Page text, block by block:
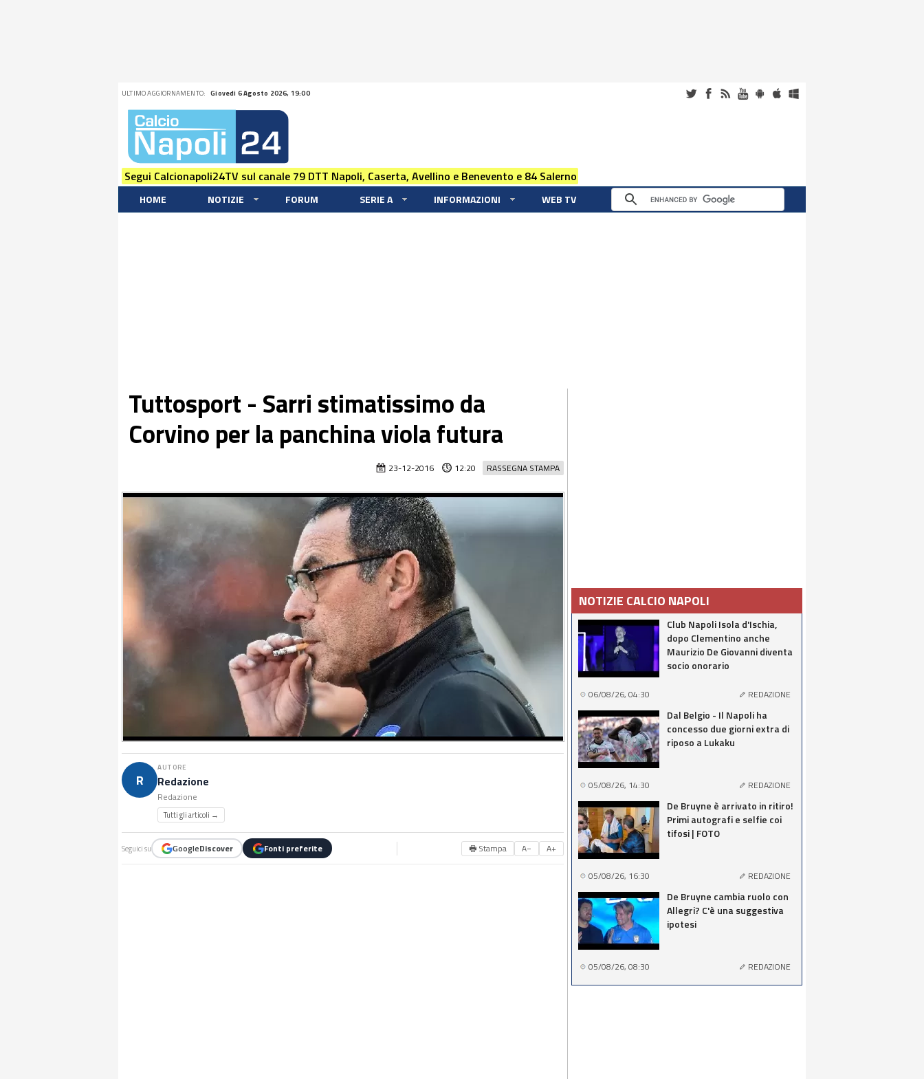
ULTIMO AGGIORNAMENTO: Giovedi 6 Agosto 2026, 19:00
Segui Calcionapoli24TV sul canale 79 DTT Napoli, Caserta, Avellino e Benevento e 84 Salerno
HOME NOTIZIE FORUM SERIE A INFORMAZIONI WEB TV
Tuttosport - Sarri stimatissimo da
Corvino per la panchina viola futura
RASSEGNA STAMPA
23-12-2016 12:20
R
AUTORE
Redazione
Redazione
Tutti gli articoli →
Seguici su GoogleDiscover Fonti preferite 🖶 Stampa A− A+
NOTIZIE CALCIO NAPOLI
Club Napoli Isola d'Ischia,
dopo Clementino anche
Maurizio De Giovanni diventa
socio onorario
06/08/26, 04:30 REDAZIONE
Dal Belgio - Il Napoli ha
concesso due giorni extra di
riposo a Lukaku
05/08/26, 14:30 REDAZIONE
De Bruyne è arrivato in ritiro!
Primi autografi e selfie coi
tifosi | FOTO
05/08/26, 16:30 REDAZIONE
De Bruyne cambia ruolo con
Allegri? C'è una suggestiva
ipotesi
05/08/26, 08:30 REDAZIONE